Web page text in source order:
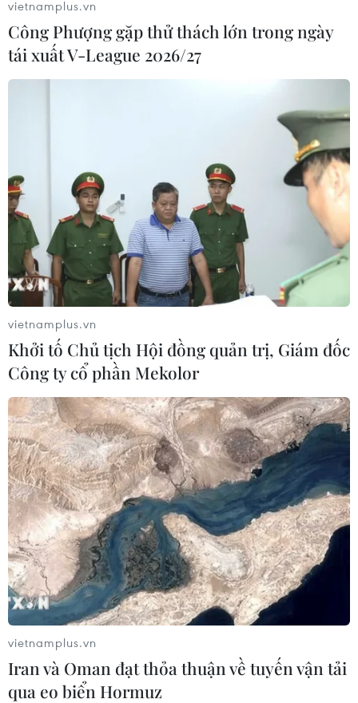
Pháp, Argentina và cuộc hẹn đặc biệt sau
hơn 4 năm tại World Cup
Đêm 18/12 này sẽ là một cuộc hẹn tuyệt vời của
Argentina-Pháp và của hai M10 là Messi và Mbappe -
những người đồng đội đang cùng chơi bóng cho câu
lạc bộ Paris Saint-Germain.
vietnamplus.vn
Công Phượng gặp thử thách lớn trong ngày
tái xuất V-League 2026/27
vietnamplus.vn
Khởi tố Chủ tịch Hội đồng quản trị, Giám đốc
Công ty cổ phần Mekolor
vietnamplus.vn
Iran và Oman đạt thỏa thuận về tuyến vận tải
qua eo biển Hormuz